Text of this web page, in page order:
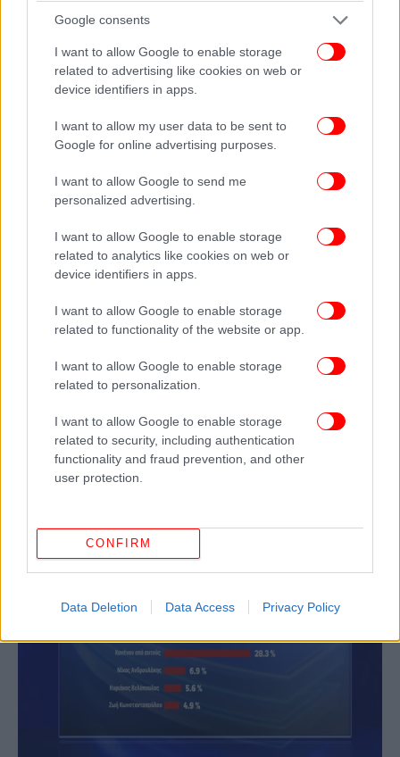
Google consents
I want to allow Google to enable storage
related to advertising like cookies on web or
device identifiers in apps.
I want to allow my user data to be sent to
Google for online advertising purposes.
I want to allow Google to send me
personalized advertising.
I want to allow Google to enable storage
related to analytics like cookies on web or
device identifiers in apps.
I want to allow Google to enable storage
related to functionality of the website or app.
I want to allow Google to enable storage
related to personalization.
I want to allow Google to enable storage
related to security, including authentication
functionality and fraud prevention, and other
user protection.
CONFIRM
Data Deletion Data Access Privacy Policy
δεν το πιστεύει.